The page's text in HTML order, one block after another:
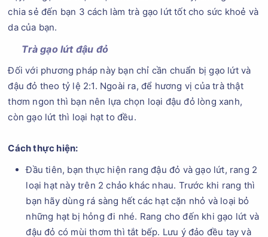
chia sẻ đến bạn 3 cách làm trà gạo lứt tốt cho sức khoẻ và
da của bạn.
Trà gạo lứt đậu đỏ
Đối với phương pháp này bạn chỉ cần chuẩn bị gạo lứt và
đậu đỏ theo tỷ lệ 2:1. Ngoài ra, để hương vị của trà thật
thơm ngon thì bạn nên lựa chọn loại đậu đỏ lòng xanh,
còn gạo lứt thì loại hạt to đều.
Cách thực hiện:
Đầu tiên, bạn thực hiện rang đậu đỏ và gạo lứt, rang 2
loại hạt này trên 2 chảo khác nhau. Trước khi rang thì
bạn hãy dùng rá sàng hết các hạt cặn nhỏ và loại bỏ
những hạt bị hỏng đi nhé. Rang cho đến khi gạo lứt và
đậu đỏ có mùi thơm thì tắt bếp. Lưu ý đảo đều tay và